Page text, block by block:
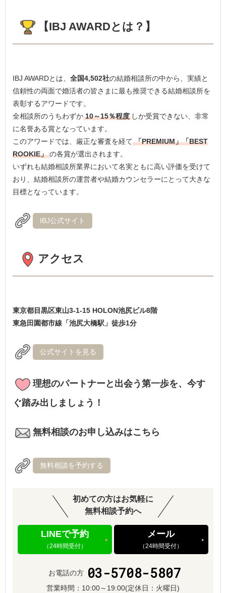
【IBJ AWARDとは？】
IBJ AWARDとは、全国4,502社の結婚相談所の中から、実績と
信頼性の両面で婚活者の皆さまに最も推奨できる結婚相談所を
表彰するアワードです。
全相談所のうちわずか 10～15％程度 しか受賞できない、非常
に名誉ある賞となっています。
このアワードでは、厳正な審査を経て 「PREMIUM」「BEST
ROOKIE」 の各賞が選出されます。
いずれも結婚相談所業界において名実ともに高い評価を受けて
おり、結婚相談所の運営者や結婚カウンセラーにとって大きな
目標となっています。
IBJ公式サイト
アクセス
東京都目黒区東山3-1-15 HOLON池尻ビル8階
東急田園都市線「池尻大橋駅」徒歩1分
公式サイトを見る
理想のパートナーと出会う第一歩を、今す
ぐ踏み出しましょう！
無料相談のお申し込みはこちら
無料相談を予約する
初めての方はお気軽に
無料相談予約へ
LINEで予約
（24時間受付）
メール
（24時間受付）
お電話の方 03-5708-5807
営業時間： 10:00～19:00(定休日：火曜日)